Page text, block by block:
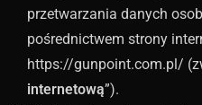
przetwarzania danych
pośrednictwem strony
https://gunpoint.com.pl/
internetową”).